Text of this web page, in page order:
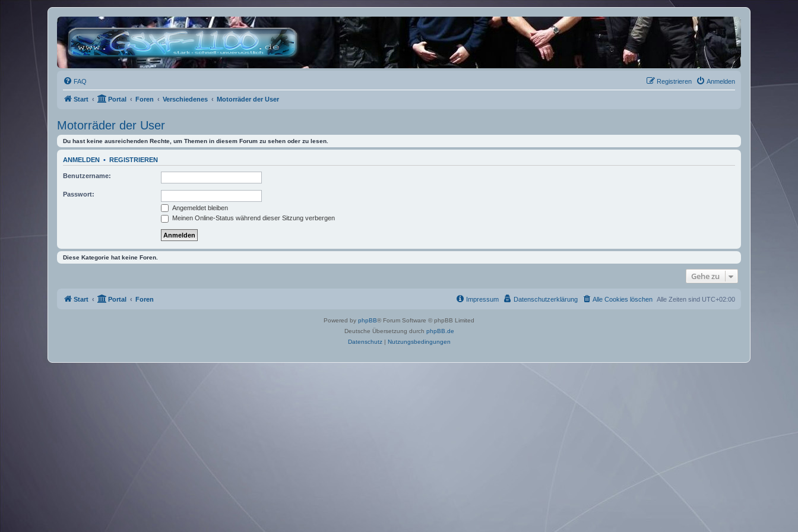
FAQ Anmelden
Registrieren
Start Portal Foren Verschiedenes Motorräder der User
Motorräder der User
Du hast keine ausreichenden Rechte, um Themen in diesem Forum zu sehen oder zu lesen.
ANMELDEN • REGISTRIEREN
Benutzername:
Passwort:
Angemeldet bleiben
Meinen Online-Status während dieser Sitzung verbergen
Diese Kategorie hat keine Foren.
Gehe zu
Start Portal Foren Alle Zeiten sind UTC+02:00
Alle Cookies löschen
Datenschutzerklärung
Impressum
Powered by phpBB® Forum Software © phpBB Limited
Deutsche Übersetzung durch phpBB.de
Datenschutz| Nutzungsbedingungen